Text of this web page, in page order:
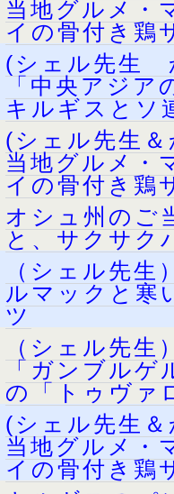
当地グルメ・
イの骨付き鶏
(シェル先生
「中央アジ
キルギスとソ
(シェル先生
当地グルメ・
イの骨付き鶏
オシュ州のご
と、サクサク
（シェル先
ルマックと寒
ツ
（シェル先
「ガンブル
の「トゥヴァ
(シェル先生
当地グルメ・
イの骨付き鶏